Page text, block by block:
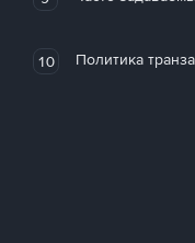
10 Политика